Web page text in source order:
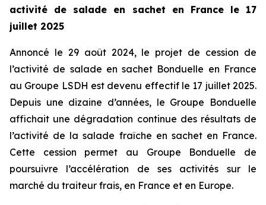
activité de salade en sachet en France le 17
juillet 2025
Annoncé le 29 août 2024, le projet de cession de
l’activité de salade en sachet Bonduelle en France
au Groupe LSDH est devenu effectif le 17 juillet 2025.
Depuis une dizaine d’années, le Groupe Bonduelle
affichait une dégradation continue des résultats de
l’activité de la salade fraîche en sachet en France.
Cette cession permet au Groupe Bonduelle de
poursuivre l’accélération de ses activités sur le
marché du traiteur frais, en France et en Europe.